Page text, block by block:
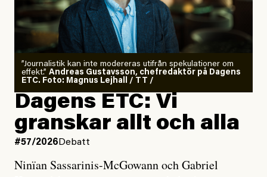
”Journalistik kan inte modereras utifrån spekulationer om
effekt.” Andreas Gustavsson, chefredaktör på Dagens
ETC. Foto: Magnus Lejhall / TT /
Dagens ETC: Vi
granskar allt och alla
#57/2026 Debatt
Ninïan Sassarinis-McGowann och Gabriel